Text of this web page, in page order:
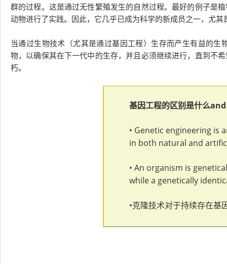
群的过程。这是通过无性繁殖发生的自然过程。最好的例子是
动物进行了实践。因此，它几乎已成为科学的新成员之一，尤
当通过生物技术（尤其是通过基因工程）生存而产生有益的
物，以确保其在下一代中的生存，并且必须继续进行，直到不
朽。
基因工程的区别是什么
• Genetic engineering is
in both natural and
• An organism is
while a genetically
•克隆技术对于持续存在基